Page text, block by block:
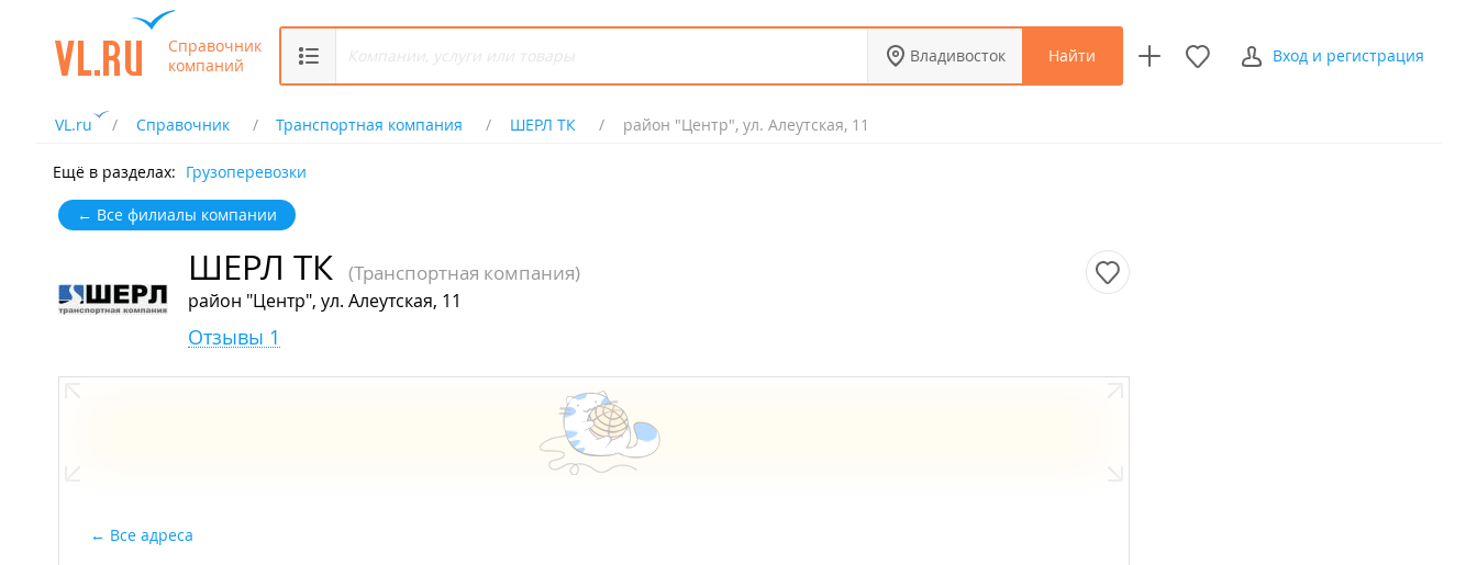
Справочник
компаний
Владивосток Найти Вход и регистрация
VL.ru Справочник Транспортная компания ШЕРЛ ТК район "Центр", ул. Алеутская, 11
Ещё в разделах: Грузоперевозки
← Все филиалы компании
ШЕРЛ ТК (Транспортная компания)
район "Центр", ул. Алеутская, 11
Отзывы 1
Все адреса